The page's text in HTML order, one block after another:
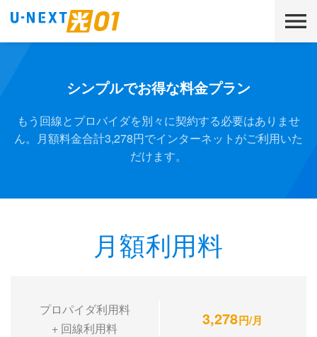
シンプルでお得な料金プラン
もう回線とプロバイダを別々に契約する必要はありませ
ん。 月額料金合計3,278円でインターネットがご利用いた
だけます。
月額利用料
プロパイダ利用料
+ 回線利用料
3,278円/月